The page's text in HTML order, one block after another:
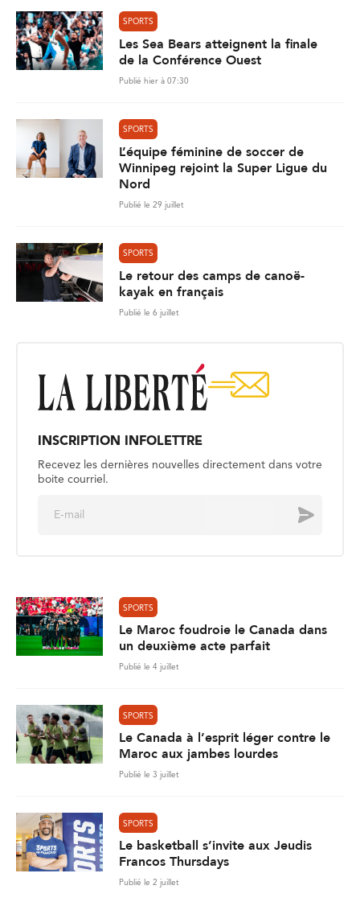
SPORTS
Les Sea Bears atteignent la finale
de la Conférence Ouest
Publié hier à 07:30
SPORTS
L’équipe féminine de soccer de
Winnipeg rejoint la Super Ligue du
Nord
Publié le 29 juillet
SPORTS
Le retour des camps de canoë-
kayak en français
Publié le 6 juillet
INSCRIPTION INFOLETTRE
Recevez les dernières nouvelles directement dans votre
boite courriel.
Envoyer
SPORTS
Le Maroc foudroie le Canada dans
un deuxième acte parfait
Publié le 4 juillet
SPORTS
Le Canada à l’esprit léger contre le
Maroc aux jambes lourdes
Publié le 3 juillet
SPORTS
Le basketball s’invite aux Jeudis
Francos Thursdays
Publié le 2 juillet